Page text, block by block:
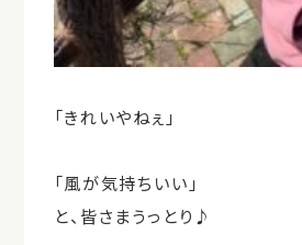
「きれいやねぇ」
「風が気持ちいい」
と、皆さまうっとり♪